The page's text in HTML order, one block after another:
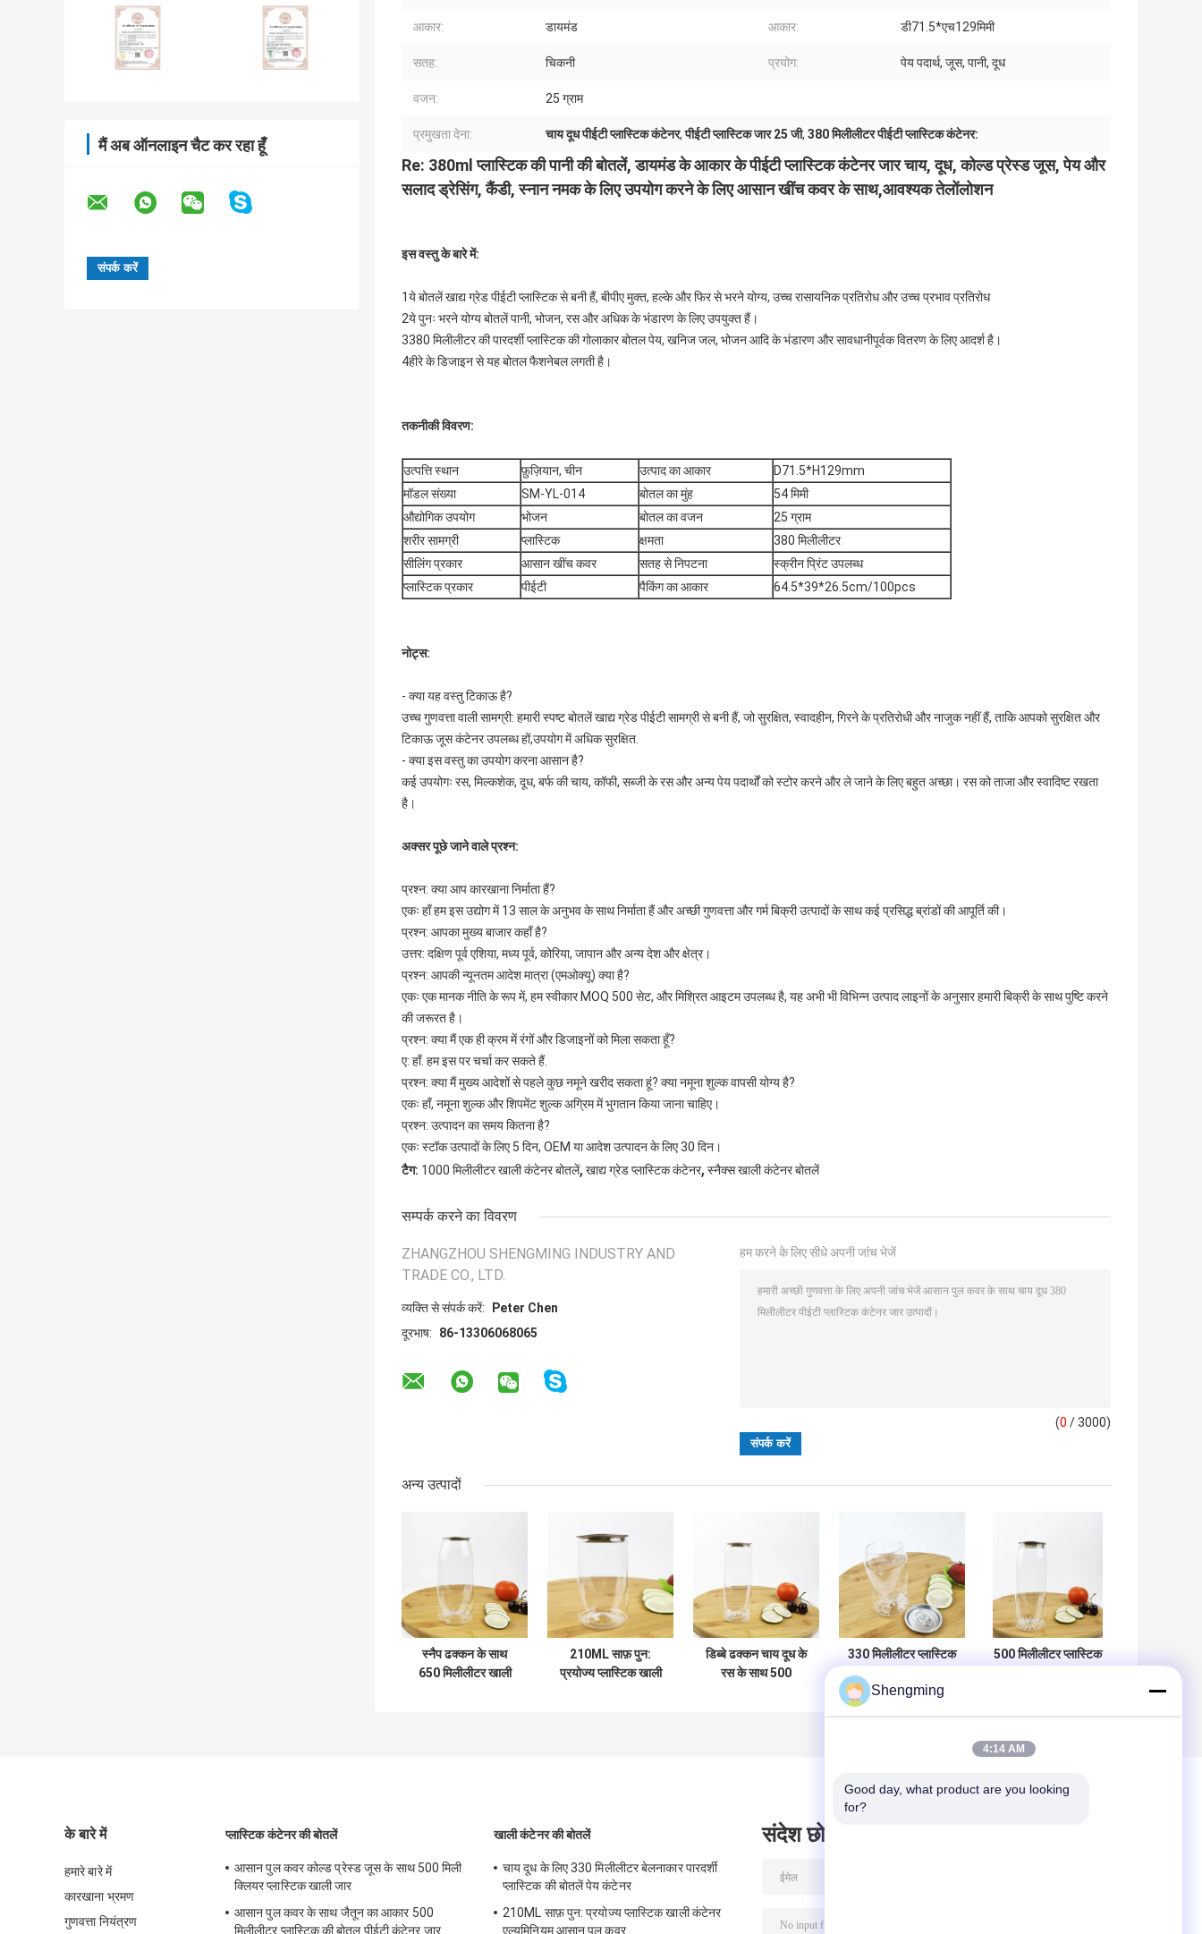
मैं अब ऑनलाइन चैट कर रहा हूँ
आकार: डायमंड आकार: डी71.5*एच129मिमी
सतह: चिकनी प्रयोग: पेय पदार्थ, जूस, पानी, दूध
वजन: 25 ग्राम
प्रमुखता देना: चाय दूध पीईटी प्लास्टिक कंटेनर,पीईटी प्लास्टिक जार 25 जी, 380 मिलीलीटर पीईटी प्लास्टिक कंटेनर:
Re: 380ml प्लास्टिक की पानी की बोतलें, डायमंड के आकार के पीईटी प्लास्टिक कंटेनर जार चाय, दूध, कोल्ड प्रेस्ड जूस, पेय और
सलाद ड्रेसिंग, कैंडी, स्नान नमक के लिए उपयोग करने के लिए आसान खींच कवर के साथ,आवश्यक तेलोंलोशन
इस वस्तु के बारे में:
1ये बोतलें खाद्य ग्रेड पीईटी प्लास्टिक से बनी हैं, बीपीए मुक्त, हल्के और फिर से भरने योग्य, उच्च रासायनिक प्रतिरोध और उच्च प्रभाव प्रतिरोध
2ये पुनः भरने योग्य बोतलें पानी, भोजन, रस और अधिक के भंडारण के लिए उपयुक्त हैं।
3380 मिलीलीटर की पारदर्शी प्लास्टिक की गोलाकार बोतल पेय, खनिज जल, भोजन आदि के भंडारण और सावधानीपूर्वक वितरण के लिए आदर्श है।
4हीरे के डिजाइन से यह बोतल फैशनेबल लगती है।
तकनीकी विवरण:
उत्पत्ति स्थान फ़ुज़ियान, चीन उत्पाद का आकार
D71.5*H129mm
मॉडल संख्या
SM-YL-014 बोतल का मुंह
54 मिमी
औद्योगिक उपयोग
भोजन बोतल का वजन
25 ग्राम
शरीर सामग्री
प्लास्टिक क्षमता
380 मिलीलीटर
सीलिंग प्रकार
आसान खींच कवर सतह से निपटना
स्क्रीन प्रिंट उपलब्ध
प्लास्टिक प्रकार
पीईटी पैकिंग का आकार 64.5*39*26.5cm/100pcs
नोट्स:
- क्या यह वस्तु टिकाऊ है?
उच्च गुणवत्ता वाली सामग्री: हमारी स्पष्ट बोतलें खाद्य ग्रेड पीईटी सामग्री से बनी हैं, जो सुरक्षित, स्वादहीन, गिरने के प्रतिरोधी और नाजुक नहीं हैं, ताकि आपको सुरक्षित और
टिकाऊ जूस कंटेनर उपलब्ध हों,उपयोग में अधिक सुरक्षित.
- क्या इस वस्तु का उपयोग करना आसान है?
कई उपयोगः रस, मिल्कशेक, दूध, बर्फ की चाय, कॉफी, सब्जी के रस और अन्य पेय पदार्थों को स्टोर करने और ले जाने के लिए बहुत अच्छा। रस को ताजा और स्वादिष्ट रखता
है।
अक्सर पूछे जाने वाले प्रश्न:
प्रश्न: क्या आप कारखाना निर्माता हैं?
एकः हाँ हम इस उद्योग में 13 साल के अनुभव के साथ निर्माता हैं और अच्छी गुणवत्ता और गर्म बिक्री उत्पादों के साथ कई प्रसिद्ध ब्रांडों की आपूर्ति की।
प्रश्न: आपका मुख्य बाजार कहाँ है?
उत्तर: दक्षिण पूर्व एशिया, मध्य पूर्व, कोरिया, जापान और अन्य देश और क्षेत्र।
प्रश्न: आपकी न्यूनतम आदेश मात्रा (एमओक्यू) क्या है?
एकः एक मानक नीति के रूप में, हम स्वीकार MOQ 500 सेट, और मिश्रित आइटम उपलब्ध है, यह अभी भी विभिन्न उत्पाद लाइनों के अनुसार हमारी बिक्री के साथ पुष्टि करने
की जरूरत है।
प्रश्न: क्या मैं एक ही क्रम में रंगों और डिजाइनों को मिला सकता हूँ?
ए: हाँ. हम इस पर चर्चा कर सकते हैं.
प्रश्न: क्या मैं मुख्य आदेशों से पहले कुछ नमूने खरीद सकता हूं? क्या नमूना शुल्क वापसी योग्य है?
एकः हाँ, नमूना शुल्क और शिपमेंट शुल्क अग्रिम में भुगतान किया जाना चाहिए।
प्रश्न: उत्पादन का समय कितना है?
एकः स्टॉक उत्पादों के लिए 5 दिन, OEM या आदेश उत्पादन के लिए 30 दिन।
टैग: 1000 मिलीलीटर खाली कंटेनर बोतलें, खाद्य ग्रेड प्लास्टिक कंटेनर, स्नैक्स खाली कंटेनर बोतलें
सम्पर्क करने का विवरण
ZHANGZHOU SHENGMING INDUSTRY AND
TRADE CO., LTD.
व्यक्ति से संपर्क करें:
Peter Chen
दूरभाष:
86-13306068065
हम करने के लिए सीधे अपनी जांच भेजें
(0 / 3000)
अन्य उत्पादों
स्नैप ढक्कन के साथ
650 मिलीलीटर खाली
210ML साफ़ पुन:
प्रयोज्य प्लास्टिक खाली
डिब्बे ढक्कन चाय दूध के
रस के साथ 500
330 मिलीलीटर प्लास्टिक
पेय के डिब्बे बेलनाकार
पीईटी कंटेनर आसान पुल
500 मिलीलीटर प्लास्टिक
के बारे में
हमारे बारे में
कारखाना भ्रमण
गुणवत्ता नियंत्रण
प्लास्टिक कंटेनर की बोतलें
आसान पुल कवर कोल्ड प्रेस्ड जूस के साथ 500 मिली
क्लियर प्लास्टिक खाली जार
आसान पुल कवर के साथ जैतून का आकार 500
मिलीलीटर प्लास्टिक की बोतल पीईटी कंटेनर जार
खाली कंटेनर की बोतलें
चाय दूध के लिए 330 मिलीलीटर बेलनाकार पारदर्शी
प्लास्टिक की बोतलें पेय कंटेनर
210ML साफ़ पुन: प्रयोज्य प्लास्टिक खाली कंटेनर
एल्यूमिनियम आसान पुल कवर
संदेश छोड़ दो
Shengming
4:14 AM
Good day, what product are you looking
for?